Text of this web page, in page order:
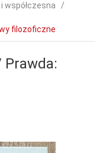
współczesna
filozoficzne
Prawda: